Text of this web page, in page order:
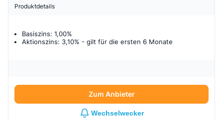
Produktdetails
Basiszins: 1,00%
Aktionszins: 3,10% - gilt für die ersten 6 Monate
Zum Anbieter
Wechselwecker